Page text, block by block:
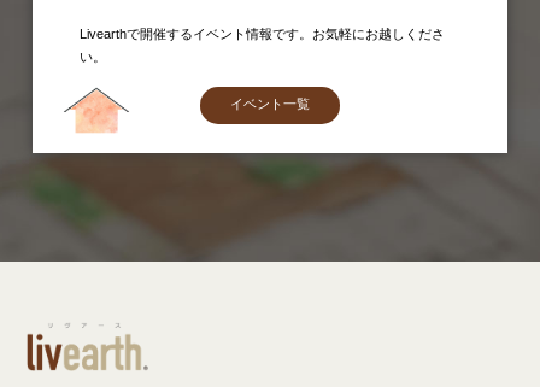
Livearthで開催するイベント情報です。お気軽にお越しくださ
い。
イベント一覧